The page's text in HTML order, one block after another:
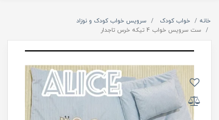
خانه خواب کودک
سرویس خواب کودک و نوزاد
ست سرویس خواب 4 تیکه خرس تاجدار